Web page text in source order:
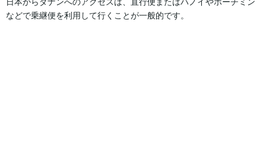
日本からダナンへのアクセスは、直行便またはハノイやホーチミン
などで乗継便を利用して行くことが一般的です。